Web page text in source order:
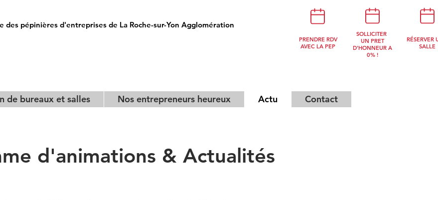
des pépinières d'entreprises de La Roche-sur-Yon Agglomération
PRENDRE RDV
AVEC LA PEP
SOLLICITER
UN PRET
D'HONNEUR A
0% !
RÉSERVER
SALLE
de bureaux et salles Nos entrepreneurs heureux Actu Contact
d'animations & Actualités